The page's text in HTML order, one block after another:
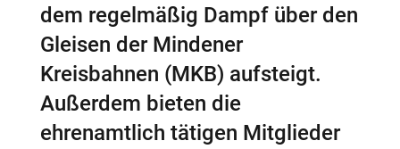
dem regelmäßig Dampf über den
Gleisen der Mindener
Kreisbahnen (MKB) aufsteigt.
Außerdem bieten die
ehrenamtlich tätigen Mitglieder